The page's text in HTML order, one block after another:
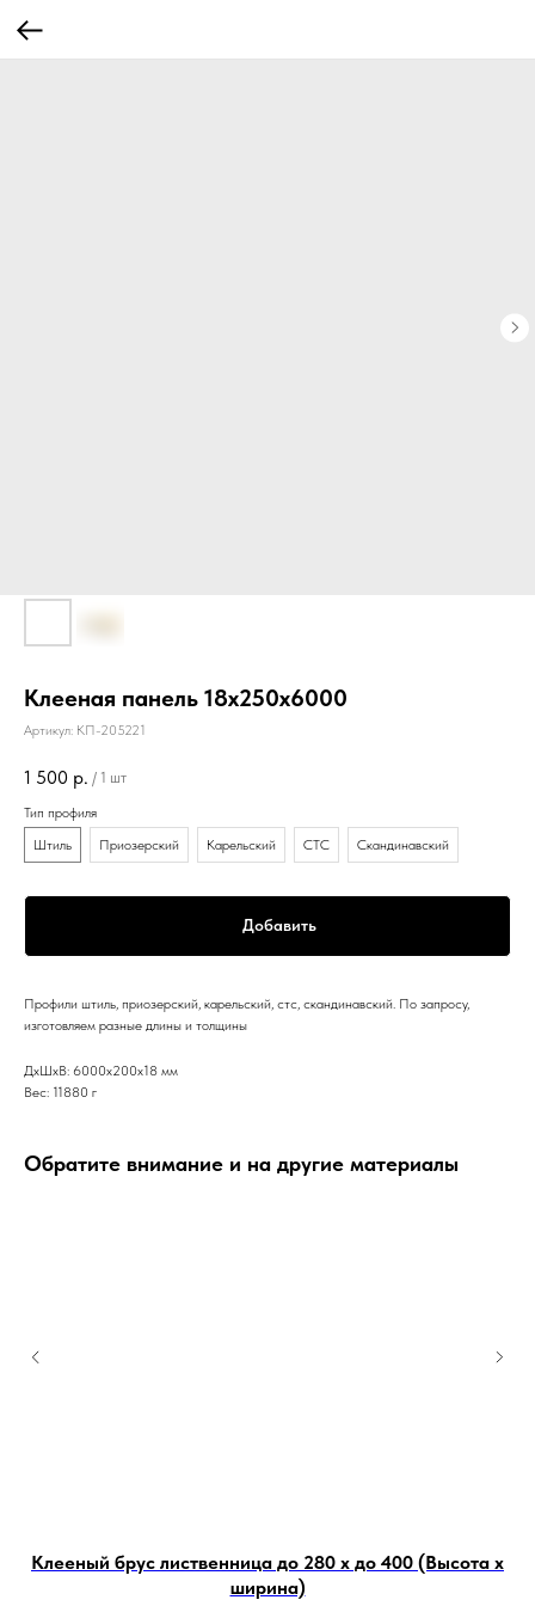
Клееная панель 18х250х6000
Артикул: КП-205221
1 500 р. / 1 шт
Тип профиля
Штиль
Приозерский Карельский СТС Скандинавский
Добавить
Профили штиль, приозерский, карельский, стс, скандинавский. По запросу,
изготовляем разные длины и толщины
ДxШxВ: 6000x200x18 мм
Вес: 11880 г
Обратите внимание и на другие материалы
Клееный брус лиственница до 280 х до 400 (Высота х
ширина)